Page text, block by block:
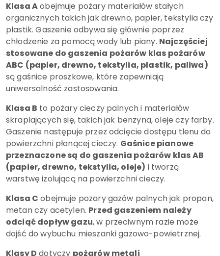
Klasa Aobejmuje pożary materiałów stałych
organicznych takich jak drewno, papier, tekstylia czy
plastik. Gaszenie odbywa się głównie poprzez
chłodzenie za pomocą wody lub piany. Najczęściej
stosowane do gaszenia pożarów klas pożarów
ABC (papier, drewno, tekstylia, plastik, paliwa)
są gaśnice proszkowe, które zapewniają
uniwersalność zastosowania.
Klasa B to pożary cieczy palnych i materiałów
skraplających się, takich jak benzyna, oleje czy farby.
Gaszenie następuje przez odcięcie dostępu tlenu do
powierzchni płonącej cieczy. Gaśnice pianowe
przeznaczone są do gaszenia pożarów klas AB
(papier, drewno, tekstylia, oleje) i tworzą
warstwę izolującą na powierzchni cieczy.
Klasa C obejmuje pożary gazów palnych jak propan,
metan czy acetylen. Przed gaszeniem należy
odciąć dopływ gazu, w przeciwnym razie może
dojść do wybuchu mieszanki gazowo-powietrznej.
Klasy D dotyczy pożarów metali